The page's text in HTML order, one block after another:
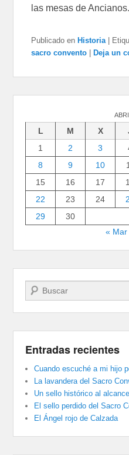
las mesas de Ancianos.
Publicado en Historia
sacro convento
Deja un
L M X
1
2 3
8
9 10
15
16 17
22
23 24
29
30
« Mar
Buscar
Entradas recientes
Cuando escuché a mi hijo
La lavandera del Sacro
Un sello histórico al
El sello perdido del Sacro
El Ángel rojo de Calzada